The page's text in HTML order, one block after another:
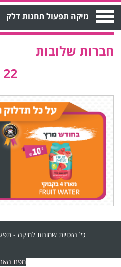
Open
Menu מיקה תפעול תחנות דלק
חברות שלובות
22
כל הזכויות שמורות למיקה - תפעול
מפת